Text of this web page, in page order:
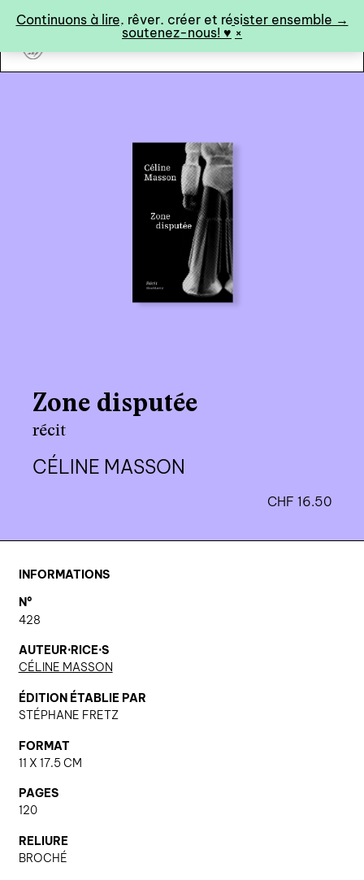
Continuons à lire, rêver, créer et résister ensemble →
soutenez-nous! ♥︎ ×
art&fiction
0
catalogue ↓
catalogue complet
à paraître
éditions de tête
artistes en résidence
qui sommes-nous? ↓
engagement durable
Zone disputée
récit
CÉLINE MASSON
CHF 16.50
INFORMATIONS
N°
428
AUTEUR·RICE·S
CÉLINE MASSON
ÉDITION ÉTABLIE PAR
STÉPHANE FRETZ
FORMAT
11 X 17.5 CM
PAGES
120
RELIURE
BROCHÉ